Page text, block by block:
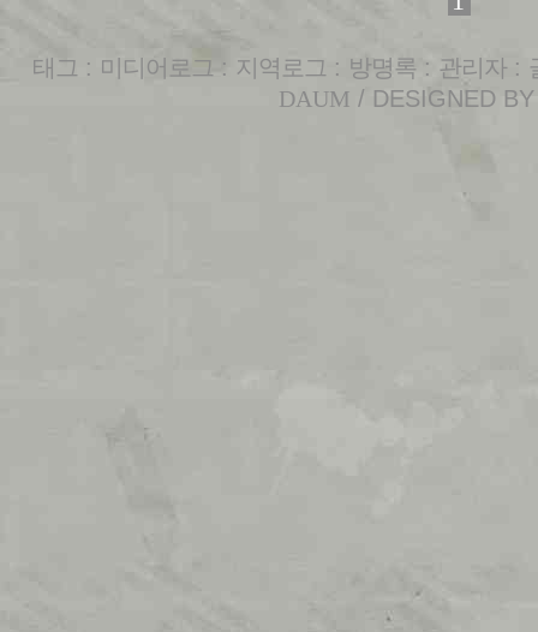
태그 : 미디어로그 : 지역로그 : 방명록 : 관리자 :
DAUM / DESIGNED